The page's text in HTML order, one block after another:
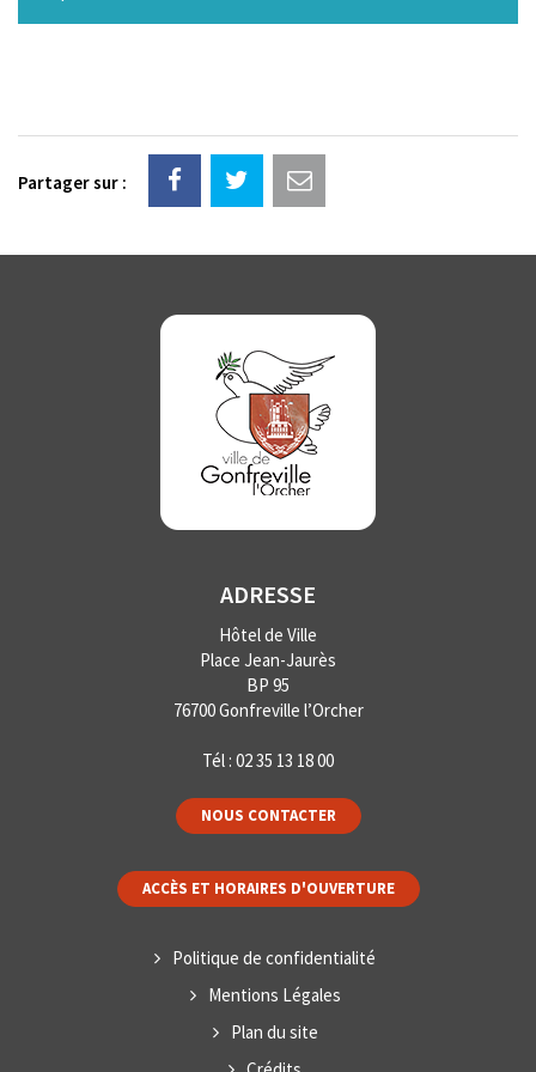
Partager sur :
ADRESSE
Hôtel de Ville
Place Jean-Jaurès
BP 95
76700 Gonfreville l’Orcher
Tél : 02 35 13 18 00
NOUS CONTACTER
ACCÈS ET HORAIRES D'OUVERTURE
Politique de confidentialité
Mentions Légales
Plan du site